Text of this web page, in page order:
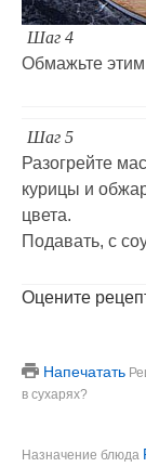
Шаг 4
Обмажьте этим
Шаг 5
Разогрейте
курицы и
цвета.
Подавать, с
Оцените
Напечатать
в сухарях?
Назначение блюда